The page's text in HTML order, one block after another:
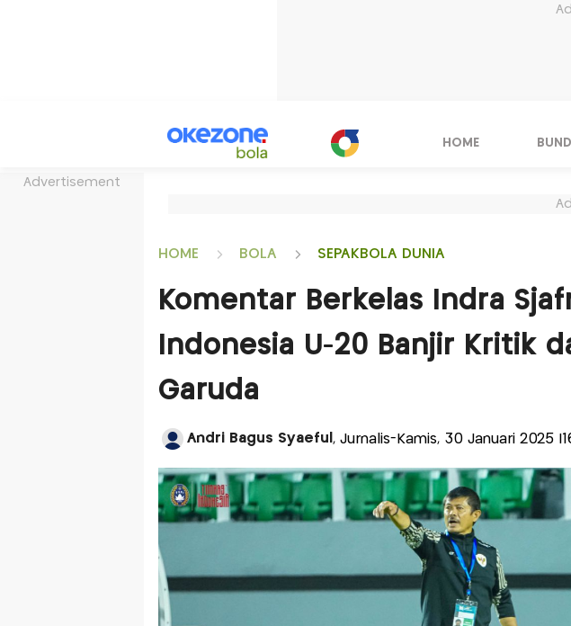
Advertisement
HOME
HOME BOLA SEPAKBOLA DUNIA
Komentar Berkelas Indra
Indonesia U-20 Banjir Kritik
Garuda
Andri Bagus Syaeful , Jurnalis-Kamis, 30 Januari 2025